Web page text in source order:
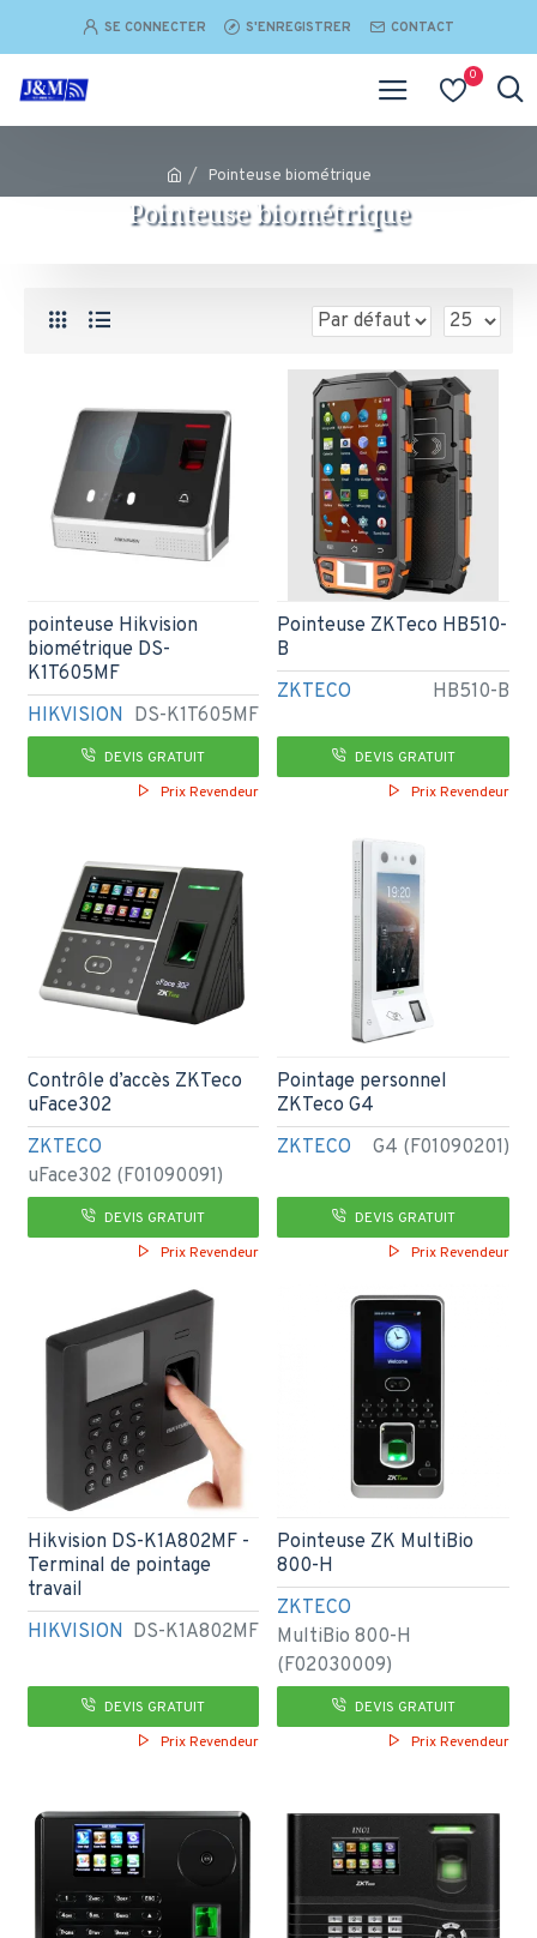
SE CONNECTER S'ENREGISTRER CONTACT
0
Pointeuse biométrique
Pointeuse biométrique
HIKVISION DS-K1T605MF
pointeuse Hikvision
biométrique DS-
K1T605MF
DEVIS GRATUIT
Prix Revendeur
ZKTECO HB510-B
Pointeuse ZKTeco HB510-
B
DEVIS GRATUIT
Prix Revendeur
ZKTECO
uFace302 (F01090091)
Contrôle d’accès ZKTeco
uFace302
DEVIS GRATUIT
Prix Revendeur
ZKTECO G4 (F01090201)
Pointage personnel
ZKTeco G4
DEVIS GRATUIT
Prix Revendeur
HIKVISION DS-K1A802MF
Hikvision DS-K1A802MF -
Terminal de pointage
travail
DEVIS GRATUIT
Prix Revendeur
ZKTECO
MultiBio 800-H
(F02030009)
Pointeuse ZK MultiBio
800-H
DEVIS GRATUIT
Prix Revendeur